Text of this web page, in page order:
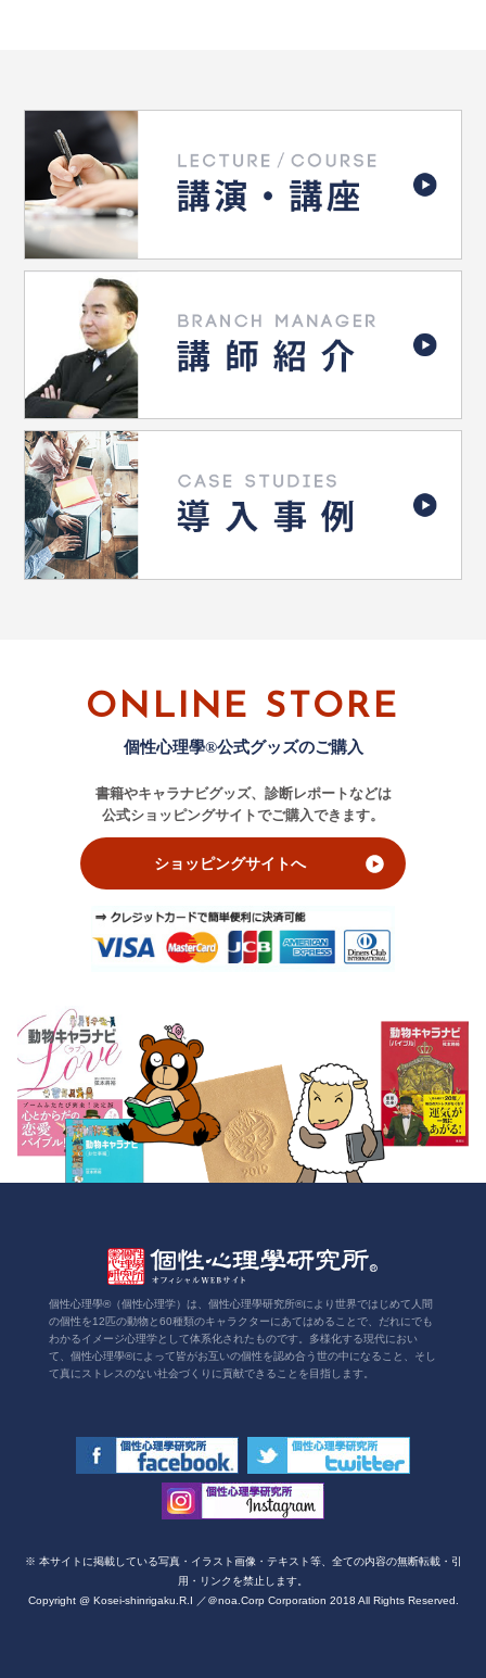
ONLINE STORE
個性心理學®公式グッズのご購入
書籍やキャラナビグッズ、診断レポートなどは
公式ショッピングサイトでご購入できます。
ショッピングサイトへ
個性心理學®（個性心理学）は、個性心理學研究所®により世界ではじめて人間
の個性を12匹の動物と60種類のキャラクターにあてはめることで、だれにでも
わかるイメージ心理学として体系化されたものです。多様化する現代におい
て、個性心理學®によって皆がお互いの個性を認め合う世の中になること、そし
て真にストレスのない社会づくりに貢献できることを目指します。
※ 本サイトに掲載している写真・イラスト画像・テキスト等、全ての内容の無断転載・引
用・リンクを禁止します。
Copyright @ Kosei-shinrigaku.R.I ／＠noa.Corp Corporation 2018 All Rights Reserved.